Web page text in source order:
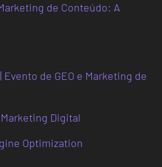
de Conteúdo: A
de GEO e Marketing de
Digital
Optimization